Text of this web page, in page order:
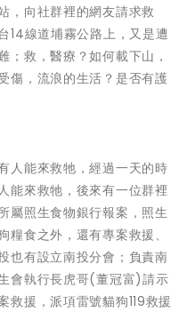
，向社群裡的網友請求救
14線道埔霧公路上，又是遭
；救，醫療？如何載下山，
傷，流浪的生活？是否有護
人能來救牠，經過一天的時
能來救牠，後來有一位群裡
屬照生食物銀行報案，照生
食之外，還有專案救援、
也有設立南投分會；負責南
會執行長虎哥(董冠富)請示
救援，派項雷號貓狗119救援